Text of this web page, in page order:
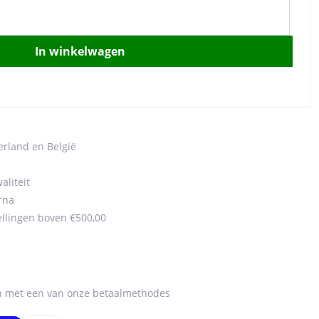
In winkelwagen
en België
boven €500,00
een van onze betaalmethodes